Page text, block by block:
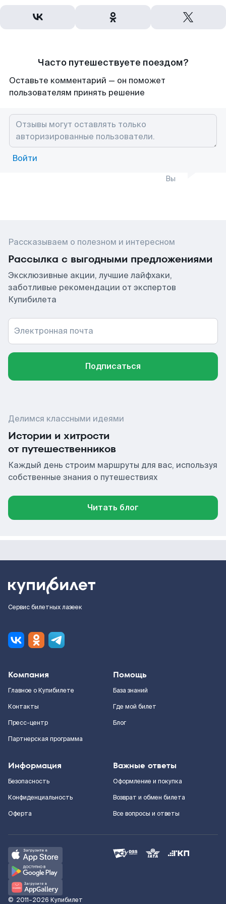
Часто путешествуете поездом?
Оставьте комментарий — он поможет
пользователям принять решение
Войти
Вы
Рассказываем о полезном и интересном
Рассылка с выгодными предложениями
Эксклюзивные акции, лучшие лайфхаки,
заботливые рекомендации от экспертов
Купибилета
Электронная почта
Подписаться
Делимся классными идеями
Истории и хитрости
от путешественников
Каждый день строим маршруты для вас, используя
собственные знания о путешествиях
Читать блог
Сервис билетных лазеек
Компания
Главное о Купибилете
Контакты
Пресс-центр
Партнерская программа
Помощь
База знаний
Где мой билет
Блог
Информация
Безопасность
Конфиденциальность
Оферта
Важные ответы
Оформление и покупка
Возврат и обмен билета
Все вопросы и ответы
© 2011–2026 Купибилет